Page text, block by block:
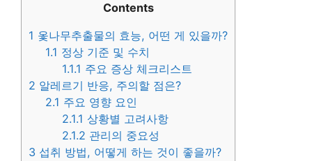
Contents
1 옻나무추출물의 효능, 어떤 게 있을까?
1.1 정상 기준 및 수치
1.1.1 주요 증상 체크리스트
2 알레르기 반응, 주의할 점은?
2.1 주요 영향 요인
2.1.1 상황별 고려사항
2.1.2 관리의 중요성
3 섭취 방법, 어떻게 하는 것이 좋을까?